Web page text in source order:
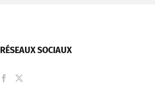
RÉSEAUX SOCIAUX